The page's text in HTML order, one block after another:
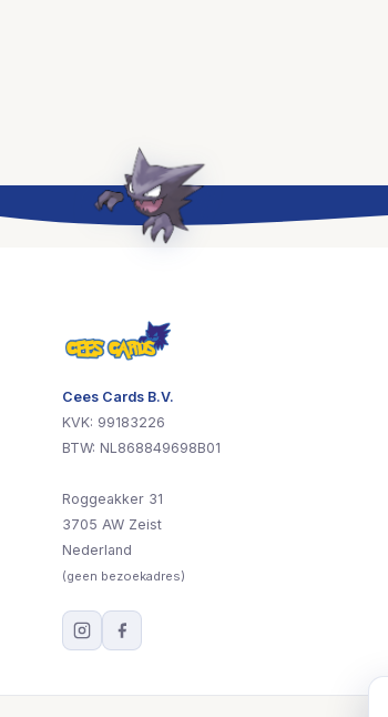
Cees Cards B.V.
KVK: 99183226
BTW: NL868849698B01
Roggeakker 31
3705 AW Zeist
Nederland
(geen bezoekadres)